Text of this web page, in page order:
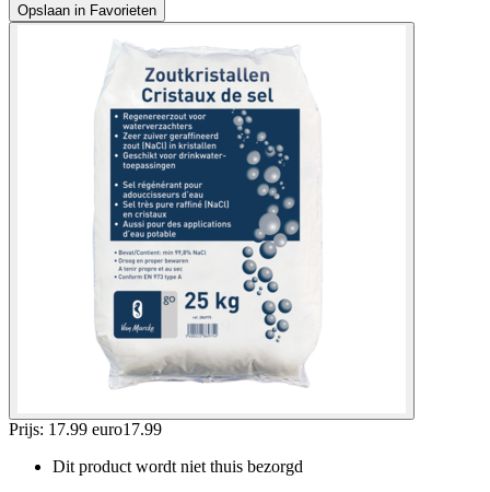
Opslaan in Favorieten
Prijs: 17.99 euro17.99
Dit product wordt niet thuis bezorgd